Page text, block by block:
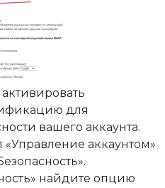
для
вашего аккаунта.
аккаунтом»
найдите опцию